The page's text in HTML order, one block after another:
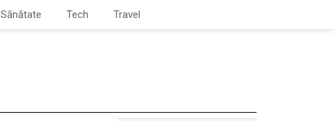
Sănătate Tech Travel